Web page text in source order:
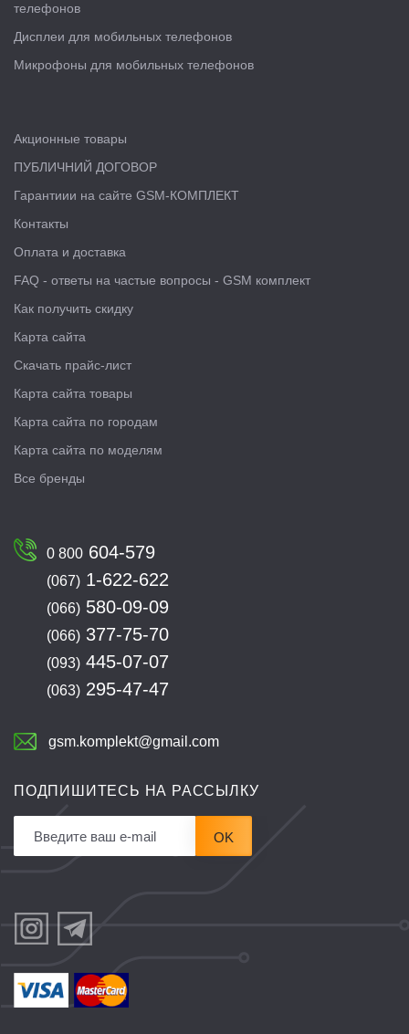
телефонов
Дисплеи для мобильных телефонов
Микрофоны для мобильных телефонов
Акционные товары
ПУБЛИЧНИЙ ДОГОВОР
Гарантиии на сайте GSM-КОМПЛЕКТ
Контакты
Оплата и доставка
FAQ - ответы на частые вопросы - GSM комплект
Как получить скидку
Карта сайта
Скачать прайс-лист
Карта сайта товары
Карта сайта по городам
Карта сайта по моделям
Все бренды
0 800 604-579
(067) 1-622-622
(066) 580-09-09
(066) 377-75-70
(093) 445-07-07
(063) 295-47-47
gsm.komplekt@gmail.com
ПОДПИШИТЕСЬ НА РАССЫЛКУ
OK